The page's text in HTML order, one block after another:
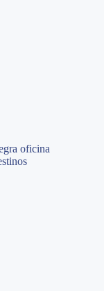
oficina